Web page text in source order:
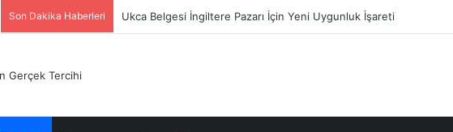
Son Dakika Haberleri Saç Ekimi Nedir ve Nasıl Yapılır? Murat Makascı Klinik ile